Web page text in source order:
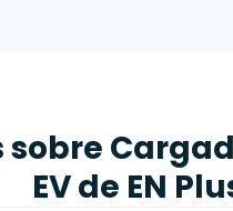
sobre
EV de EN